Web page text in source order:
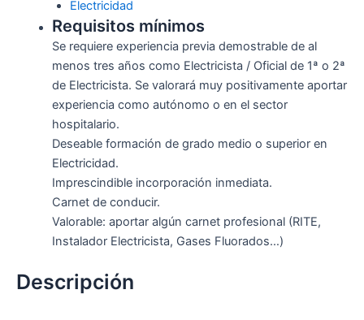
Electricidad
Requisitos mínimos
Se requiere experiencia previa demostrable de al
menos tres años como Electricista / Oficial de 1ª o 2ª
de Electricista. Se valorará muy positivamente aportar
experiencia como autónomo o en el sector
hospitalario.
Deseable formación de grado medio o superior en
Electricidad.
Imprescindible incorporación inmediata.
Carnet de conducir.
Valorable: aportar algún carnet profesional (RITE,
Instalador Electricista, Gases Fluorados…)
Descripción